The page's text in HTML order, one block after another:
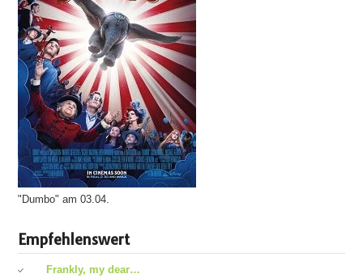
"Dumbo" am 03.04.
Empfehlenswert
Frankly, my dear…